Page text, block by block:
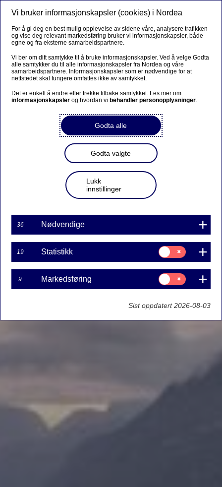
Vi bruker informasjonskapsler (cookies) i Nordea
For å gi deg en best mulig opplevelse av sidene våre, analysere trafikken
og vise deg relevant markedsføring bruker vi informasjonskapsler, både
egne og fra eksterne samarbeidspartnere.
Vi ber om ditt samtykke til å bruke informasjonskapsler. Ved å velge Godta
alle samtykker du til alle informasjonskapsler fra Nordea og våre
samarbeidspartnere. Informasjonskapsler som er nødvendige for at
nettstedet skal fungere omfattes ikke av samtykket.
Det er enkelt å endre eller trekke tilbake samtykket. Les mer om
informasjonskapsler og hvordan vi behandler personopplysninger.
Godta alle
Godta valgte
Lukk
innstillinger
36 Nødvendige
19 Statistikk
Samtykke
til:
Statistikk
9 Markedsføring
Samtykke
til:
Markedsføring
Sist oppdatert 2026-08-03